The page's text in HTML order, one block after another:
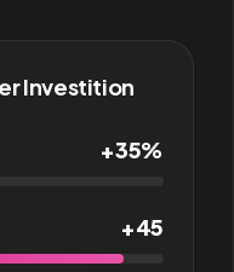
Investition
+35%
+45